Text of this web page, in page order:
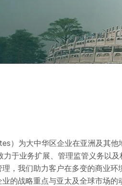
）为大中华区企业在亚洲及其他
于业务扩展、管理监管义务以
，我们助力客户在多变的商业
的战略重点与亚太及全球市场的